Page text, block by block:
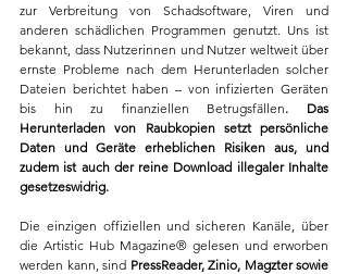
zur Verbreitung von Schadsoftware, Viren und
anderen schädlichen Programmen genutzt. Uns ist
bekannt, dass Nutzerinnen und Nutzer weltweit über
ernste Probleme nach dem Herunterladen solcher
Dateien berichtet haben – von infizierten Geräten
bis hin zu finanziellen Betrugsfällen. Das
Herunterladen von Raubkopien setzt persönliche
Daten und Geräte erheblichen Risiken aus, und
zudem ist auch der reine Download illegaler Inhalte
gesetzeswidrig.
Die einzigen offiziellen und sicheren Kanäle, über
die Artistic Hub Magazine® gelesen und erworben
werden kann, sind PressReader, Zinio, Magzter sowie